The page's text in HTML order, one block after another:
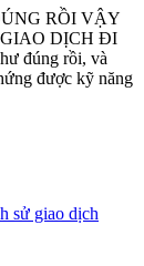
RỒI VẬY
DỊCH ĐI
đúng rồi, và
được kỹ năng